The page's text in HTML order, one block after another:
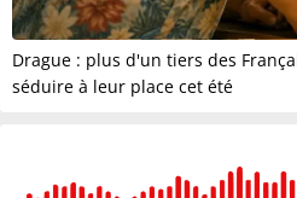
Drague : plus d'un tiers des
séduire à leur place cet été